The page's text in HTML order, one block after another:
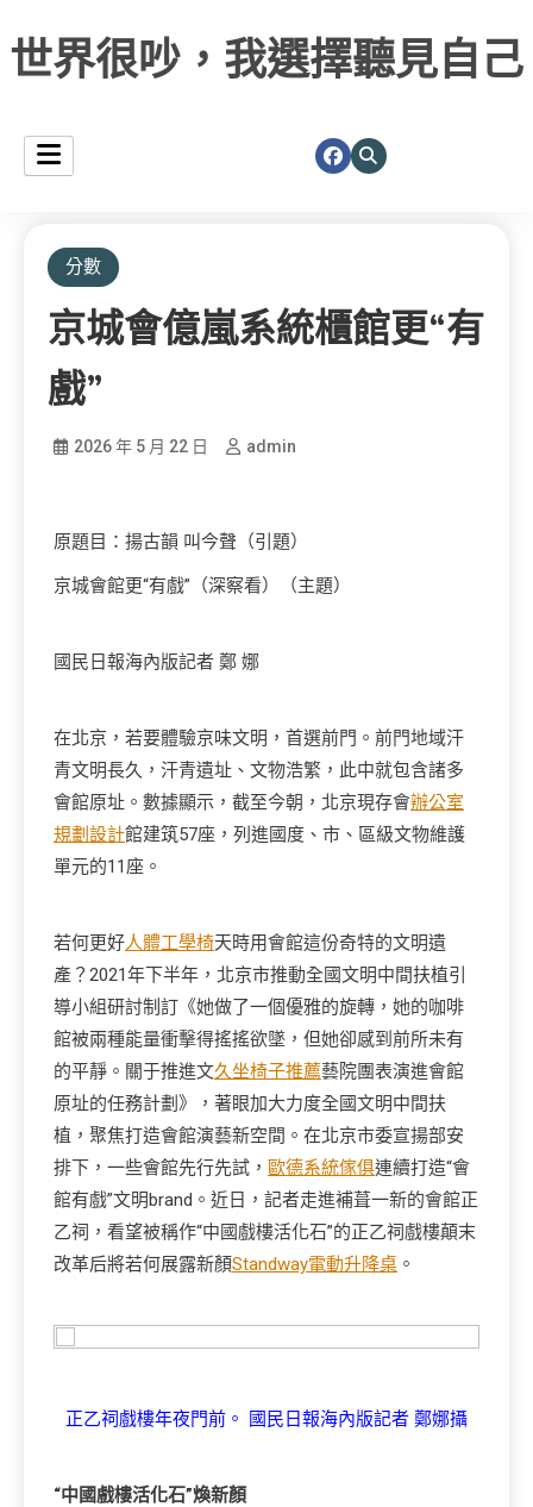
世界很吵，我選擇聽見自己
分數
京城會億嵐系統櫃館更“有
戲”
2026 年 5 月 22 日 admin
原題目：揚古韻 叫今聲（引題）
京城會館更“有戲”（深察看）（主題）
國民日報海內版記者 鄭 娜
在北京，若要體驗京味文明，首選前門。前門地域汗
青文明長久，汗青遺址、文物浩繁，此中就包含諸多
會館原址。數據顯示，截至今朝，北京現存會辦公室
規劃設計館建筑57座，列進國度、市、區級文物維護
單元的11座。
若何更好人體工學椅天時用會館這份奇特的文明遺
產？2021年下半年，北京市推動全國文明中間扶植引
導小組研討制訂《她做了一個優雅的旋轉，她的咖啡
館被兩種能量衝擊得搖搖欲墜，但她卻感到前所未有
的平靜。關于推進文久坐椅子推薦藝院團表演進會館
原址的任務計劃》，著眼加大力度全國文明中間扶
植，聚焦打造會館演藝新空間。在北京市委宣揚部安
排下，一些會館先行先試， 歐德系統傢俱連續打造“會
館有戲”文明brand。近日，記者走進補葺一新的會館正
乙祠，看望被稱作“中國戲樓活化石”的正乙祠戲樓顛末
改革后將若何展露新顏Standway電動升降桌 。
正乙祠戲樓年夜門前。 國民日報海內版記者 鄭娜攝
“中國戲樓活化石”煥新顏